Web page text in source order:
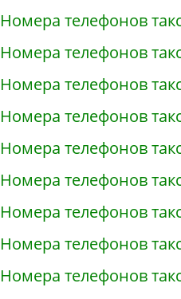
Номера телефонов
Номера телефонов
Номера телефонов
Номера телефонов
Номера телефонов
Номера телефонов
Номера телефонов
Номера телефонов
Номера телефонов